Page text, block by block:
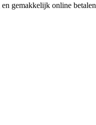
gemakkelijk online betalen